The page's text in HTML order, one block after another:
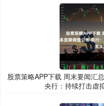
股票策略APP下载 周末要闻汇
央行：持续打击虚